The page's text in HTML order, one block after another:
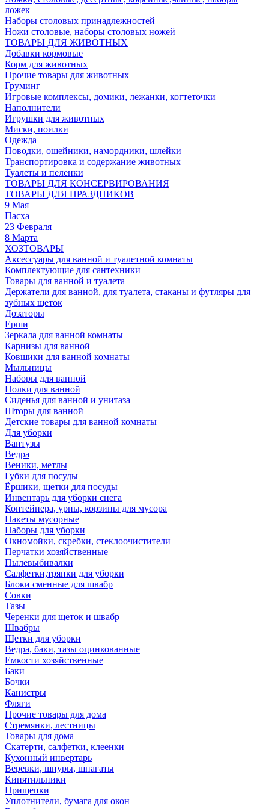
ложек
Наборы столовых принадлежностей
Ножи столовые, наборы столовых ножей
ТОВАРЫ ДЛЯ ЖИВОТНЫХ
Добавки кормовые
Корм для животных
Прочие товары для животных
Груминг
Игровые комплексы, домики, лежанки, когтеточки
Наполнители
Игрушки для животных
Миски, поилки
Одежда
Поводки, ошейники, намордники, шлейки
Транспортировка и содержание животных
Туалеты и пеленки
ТОВАРЫ ДЛЯ КОНСЕРВИРОВАНИЯ
ТОВАРЫ ДЛЯ ПРАЗДНИКОВ
9 Мая
Пасха
23 Февраля
8 Марта
ХОЗТОВАРЫ
Аксессуары для ванной и туалетной комнаты
Комплектующие для сантехники
Товары для ванной и туалета
Держатели для ванной, для туалета, стаканы и футляры для
зубных щеток
Дозаторы
Ерши
Зеркала для ванной комнаты
Карнизы для ванной
Ковшики для ванной комнаты
Мыльницы
Наборы для ванной
Полки для ванной
Сиденья для ванной и унитаза
Шторы для ванной
Детские товары для ванной комнаты
Для уборки
Вантузы
Ведра
Веники, метлы
Губки для посуды
Ёршики, щетки для посуды
Инвентарь для уборки снега
Контейнера, урны, корзины для мусора
Пакеты мусорные
Наборы для уборки
Окномойки, скребки, стеклоочистители
Перчатки хозяйственные
Пылевыбивалки
Салфетки,тряпки для уборки
Блоки сменные для швабр
Совки
Тазы
Черенки для щеток и швабр
Швабры
Щетки для уборки
Ведра, баки, тазы оцинкованные
Емкости хозяйственные
Баки
Бочки
Канистры
Фляги
Прочие товары для дома
Стремянки, лестницы
Товары для дома
Скатерти, салфетки, клеенки
Кухонный инвертарь
Веревки, шнуры, шпагаты
Кипятильники
Прищепки
Уплотнители, бумага для окон